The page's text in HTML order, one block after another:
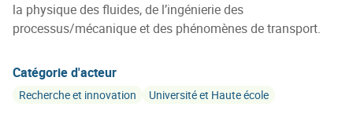
la physique des fluides, de l’ingénierie des
processus/mécanique et des phénomènes de transport.
Catégorie d'acteur
Recherche et innovation Université et Haute école